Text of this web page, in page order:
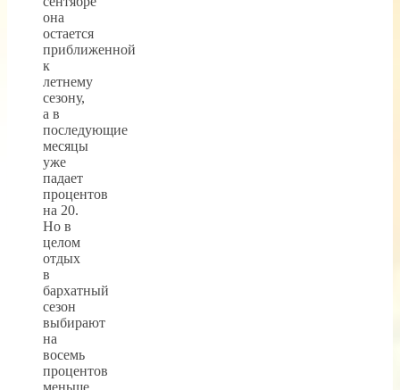
она
остается
приближенной
к
летнему
сезону,
а в
последующие
месяцы
уже
падает
процентов
на 20.
Но в
целом
отдых
в
бархатный
сезон
выбирают
на
восемь
процентов
меньше